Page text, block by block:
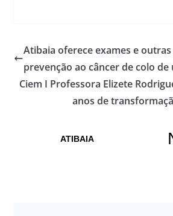
Atibaia oferece exames e outras
prevenção ao câncer de colo de
Ciem I Professora Elizete
anos de